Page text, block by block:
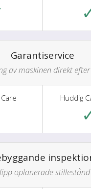
Garantiservice
av maskinen direkt
oplanerade stillestånd